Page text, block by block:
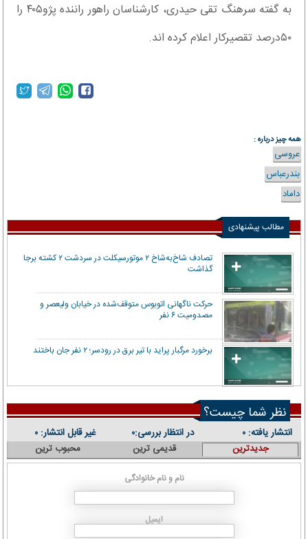
به گفته سرهنگ تقی حیدری، کارشناسان راهور راننده پژو۴۰۵ را
۵۰درصد تقصیر‌کار اعلام کرده اند.
همه چیز درباره :
عروسی
بندرعباس
داماد
مطالب پیشنهادی
تصادف شاخ‌به‌شاخ ۲ موتورسیکلت در سردشت ۲ کشته برجا
گذاشت
حرکت ناگهانی اتوبوس متوقف‌شده در خیابان ولیعصر و
مصدومیت ۶ نفر
برخورد مرگبار پراید با تیر برق در رودسر؛ ۲ نفر جان باختند
نظر شما چیست؟
انتشار یافته: ۰ در انتظار بررسی:۰ غیر قابل انتشار: ۰
جدیدترین قدیمی ترین محبوب ترین
نام و نام خانوادگی
ایمیل